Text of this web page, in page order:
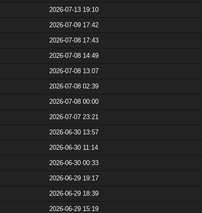
2026-07-13 19:10
2026-07-09 17:42
2026-07-08 17:43
2026-07-08 14:49
2026-07-08 13:07
2026-07-08 02:39
2026-07-08 00:00
2026-07-07 23:21
2026-06-30 13:57
2026-06-30 11:14
2026-06-30 00:33
2026-06-29 19:17
2026-06-29 18:39
2026-06-29 15:19